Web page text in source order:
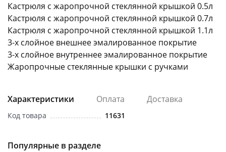
Кастрюля с жаропрочной стеклянной крышкой 0.5л
Кастрюля с жаропрочной стеклянной крышкой 0.7л
Кастрюля с жаропрочной стеклянной крышкой 1.1л
3-х слойное внешнее эмалированное покрытие
3-х слойное внутреннее эмалированное покрытие
Жаропрочные стеклянные крышки с ручками
Характеристики Оплата Доставка
Код товара 11631
Популярные в разделе
25
раз в 2
недели
Остались вопросы?
8 800 302-02-51
plait.ru